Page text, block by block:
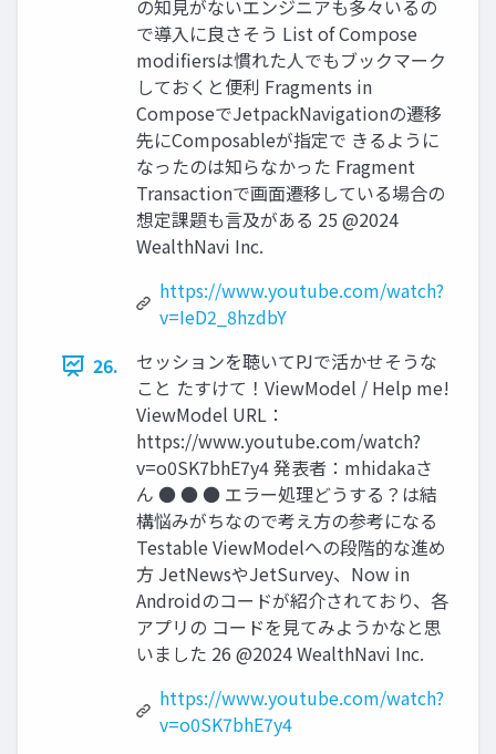
の知⾒がないエンジニアも多々いるの
で導⼊に良さそう List of Compose
modiﬁersは慣れた⼈でもブックマーク
しておくと便利 Fragments in
ComposeでJetpackNavigationの遷移
先にComposableが指定で きるように
なったのは知らなかった Fragment
Transactionで画⾯遷移している場合の
想定課題も⾔及がある 25 @2024
WealthNavi Inc.
https://www.youtube.com/watch?
v=IeD2_8hzdbY
26.
セッションを聴いてPJで活かせそうな
こと たすけて！ViewModel / Help me!
ViewModel URL：
https://www.youtube.com/watch?
v=o0SK7bhE7y4 発表者：mhidakaさ
ん ● ● ● エラー処理どうする？は結
構悩みがちなので考え⽅の参考になる
Testable ViewModelへの段階的な進め
⽅ JetNewsやJetSurvey、Now in
Androidのコードが紹介されており、各
アプリの コードを⾒てみようかなと思
いました 26 @2024 WealthNavi Inc.
https://www.youtube.com/watch?
v=o0SK7bhE7y4